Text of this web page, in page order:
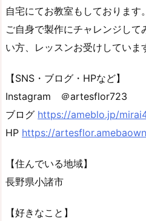
自宅にてお教室もしております。
ご自身で製作にチャレンジして
い方、レッスンお受けしていま
【SNS・ブログ・HPなど】
Instagram ＠artesflor723
ブログ https://ameblo.jp/
HP https://
【住んでいる地域】
長野県小諸市
【好きなこと】